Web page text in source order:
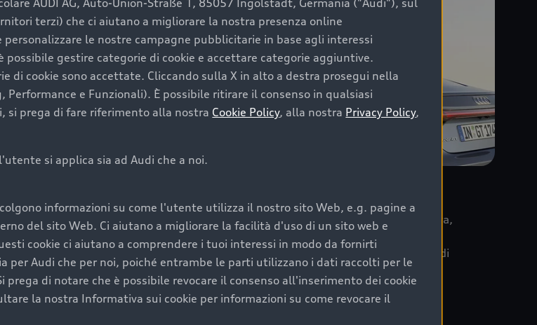
di
se
Per la tua nuova Audi, entro la data di immatricolazione della vettura,
puoi attivare il Piano Premium Care. Scopri i cinque diversi livelli di
copertura previsti, personalizzati secondo le tabelle manutenzione di
ogni auto.
Scopri di più
AUDI AG, Auto-Union-Straße 1, 85057 Ingolstadt, Germania ("Audi"), sul
terzi) che ci aiutano a migliorare la nostra presenza online
le nostre campagne pubblicitarie in base agli interessi
gestire categorie di cookie e accettare categorie aggiuntive.
cookie sono accettate. Cliccando sulla X in alto a destra prosegui nella
e Funzionali). È possibile ritirare il consenso in qualsiasi
si prega di fare riferimento alla nostra Cookie Policy, alla nostra Privacy Policy,
si applica sia ad Audi che a noi.
informazioni su come l'utente utilizza il nostro sito Web, e.g. pagine a
del sito Web. Ci aiutano a migliorare la facilità d'uso di un sito web e
cookie ci aiutano a comprendere i tuoi interessi in modo da fornirti
Audi che per noi, poiché entrambe le parti utilizzano i dati raccolti per le
di notare che è possibile revocare il consenso all'inserimento dei cookie
la nostra Informativa sui cookie per informazioni su come revocare il